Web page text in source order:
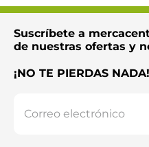
Enviar
Suscríbete a
de nuestras ofertas y
¡NO TE PIERDAS NADA!